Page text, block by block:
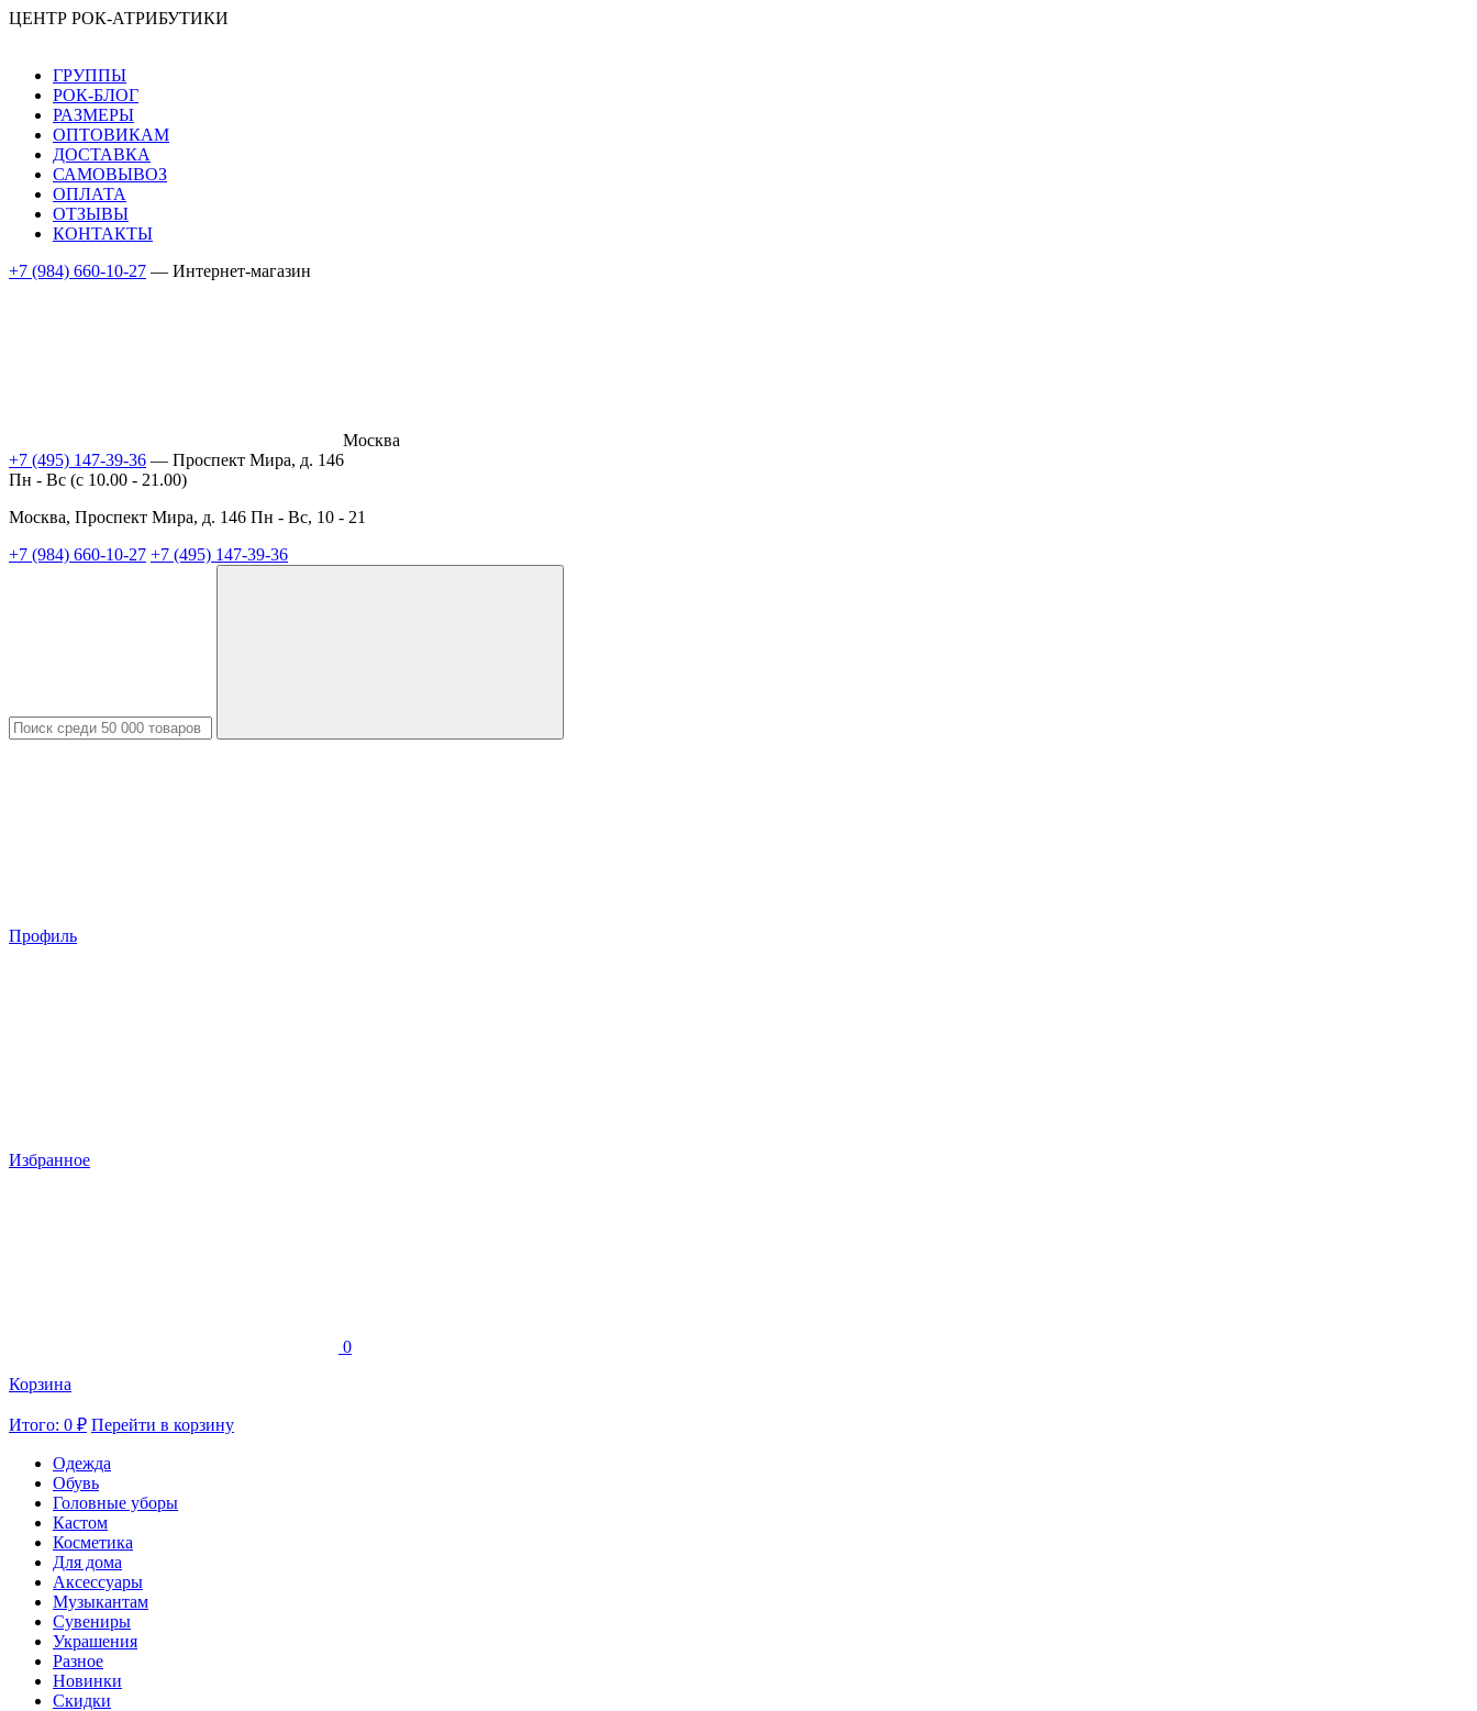
ЦЕНТР РОК-АТРИБУТИКИ
ГРУППЫ
РОК-БЛОГ
РАЗМЕРЫ
ОПТОВИКАМ
ДОСТАВКА
САМОВЫВОЗ
ОПЛАТА
ОТЗЫВЫ
КОНТАКТЫ
+7 (984) 660-10-27 — Интернет-магазин
Москва
+7 (495) 147-39-36 — Проспект Мира, д. 146
Пн - Вс (c 10.00 - 21.00)
Москва, Проспект Мира, д. 146 Пн - Вс, 10 - 21
+7 (984) 660-10-27 +7 (495) 147-39-36
Профиль
Избранное
0
Корзина
Итого: 0 ₽ Перейти в корзину
Одежда
Обувь
Головные уборы
Кастом
Косметика
Для дома
Аксессуары
Музыкантам
Сувениры
Украшения
Разное
Новинки
Скидки